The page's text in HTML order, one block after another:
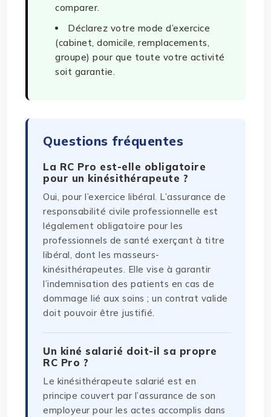
comparer.
Déclarez votre mode d’exercice
(cabinet, domicile, remplacements,
groupe) pour que toute votre activité
soit garantie.
Questions fréquentes
La RC Pro est-elle obligatoire
pour un kinésithérapeute ?
Oui, pour l’exercice libéral. L’assurance de
responsabilité civile professionnelle est
légalement obligatoire pour les
professionnels de santé exerçant à titre
libéral, dont les masseurs-
kinésithérapeutes. Elle vise à garantir
l’indemnisation des patients en cas de
dommage lié aux soins ; un contrat valide
doit pouvoir être justifié.
Un kiné salarié doit-il sa propre
RC Pro ?
Le kinésithérapeute salarié est en
principe couvert par l’assurance de son
employeur pour les actes accomplis dans